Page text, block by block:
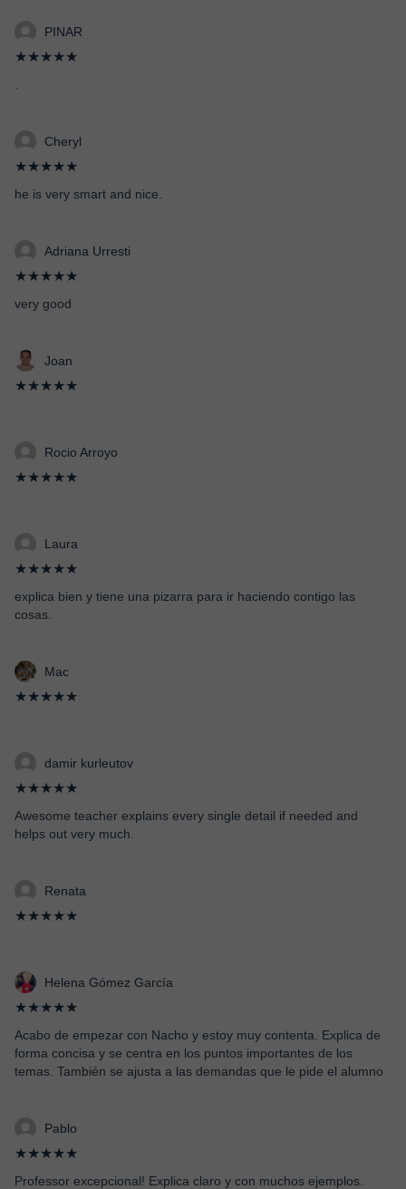
PINAR
★★★★★
Cheryl
★★★★★
he is very smart and nice.
Adriana Urresti
★★★★★
very good
Joan
★★★★★
Rocio Arroyo
★★★★★
Laura
★★★★★
explica bien y tiene una pizarra para ir haciendo contigo las
cosas.
Mac
★★★★★
damir kurleutov
★★★★★
Awesome teacher explains every single detail if needed and
helps out very much.
Renata
★★★★★
Helena Gómez García
★★★★★
Acabo de empezar con Nacho y estoy muy contenta. Explica de
forma concisa y se centra en los puntos importantes de los
temas. También se ajusta a las demandas que le pide el alumno
Pablo
★★★★★
Professor excepcional! Explica claro y con muchos ejemplos.